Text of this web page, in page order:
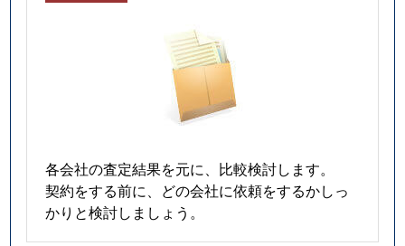
各会社の査定結果を元に、比較検討します。
契約をする前に、どの会社に依頼をするかしっ
かりと検討しましょう。